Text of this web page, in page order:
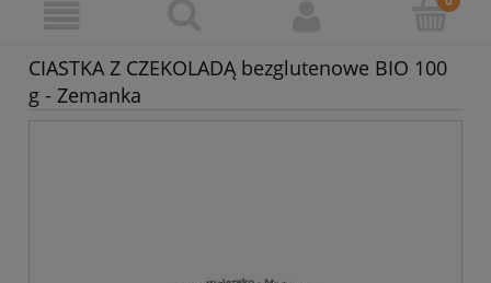
CIASTKA Z CZEKOLADĄ bezglutenowe BIO 100
g - Zemanka